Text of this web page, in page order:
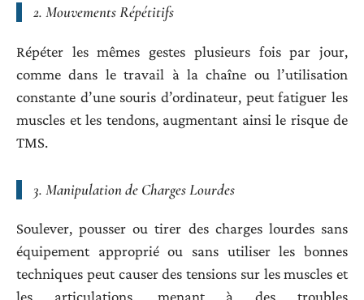
2. Mouvements Répétitifs
Répéter les mêmes gestes plusieurs fois par jour,
comme dans le travail à la chaîne ou l’utilisation
constante d’une souris d’ordinateur, peut fatiguer les
muscles et les tendons, augmentant ainsi le risque de
TMS.
3. Manipulation de Charges Lourdes
Soulever, pousser ou tirer des charges lourdes sans
équipement approprié ou sans utiliser les bonnes
techniques peut causer des tensions sur les muscles et
les articulations, menant à des troubles